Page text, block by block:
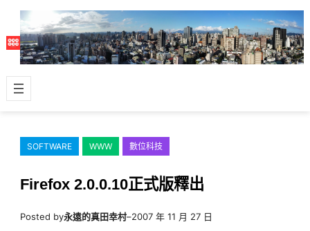
主
容
SOFTWARE WWW 數位科技
Firefox 2.0.0.10正式版釋出
Posted by永遠的真田幸村–2007 年 11 月 27 日